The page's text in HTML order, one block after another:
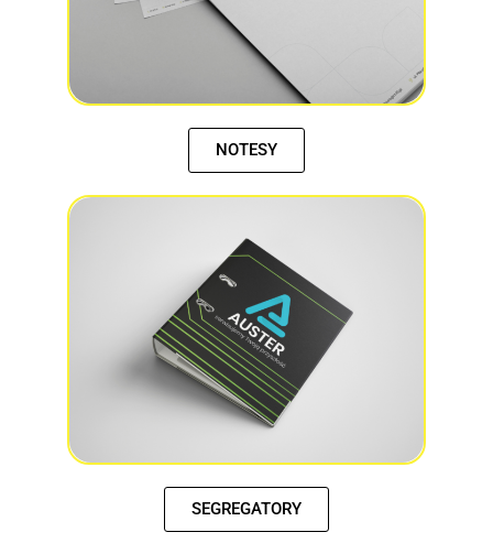
NOTESY
SEGREGATORY